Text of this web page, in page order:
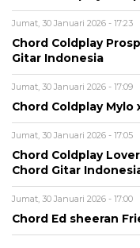
Jumat, 30 Januari 2026 - 17:23
Chord Coldplay
Gitar Indonesia
Jumat, 30 Januari 2026 - 17:09
Chord Coldplay Mylo
Jumat, 30 Januari 2026 - 17:05
Chord Coldplay
Chord Gitar
Jumat, 30 Januari 2026 - 17:00
Chord Ed sheeran